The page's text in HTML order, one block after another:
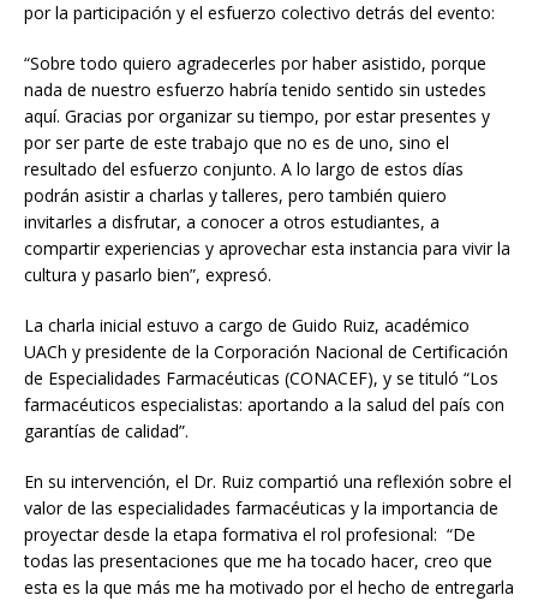
por la participación y el esfuerzo colectivo detrás del evento:
“Sobre todo quiero agradecerles por haber asistido, porque
nada de nuestro esfuerzo habría tenido sentido sin ustedes
aquí. Gracias por organizar su tiempo, por estar presentes y
por ser parte de este trabajo que no es de uno, sino el
resultado del esfuerzo conjunto. A lo largo de estos días
podrán asistir a charlas y talleres, pero también quiero
invitarles a disfrutar, a conocer a otros estudiantes, a
compartir experiencias y aprovechar esta instancia para vivir la
cultura y pasarlo bien”, expresó.
La charla inicial estuvo a cargo de Guido Ruiz, académico
UACh y presidente de la Corporación Nacional de Certificación
de Especialidades Farmacéuticas (CONACEF), y se tituló “Los
farmacéuticos especialistas: aportando a la salud del país con
garantías de calidad”.
En su intervención, el Dr. Ruiz compartió una reflexión sobre el
valor de las especialidades farmacéuticas y la importancia de
proyectar desde la etapa formativa el rol profesional: “De
todas las presentaciones que me ha tocado hacer, creo que
esta es la que más me ha motivado por el hecho de entregarla